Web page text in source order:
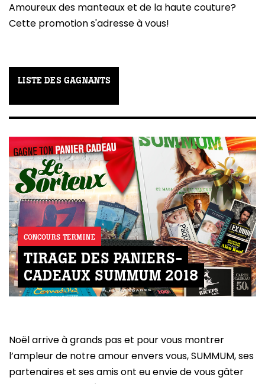
Amoureux des manteaux et de la haute couture?
Cette promotion s'adresse à vous!
LISTE DES GAGNANTS
CONCOURS TERMINÉ
TIRAGE DES PANIERS-
CADEAUX SUMMUM 2018
Noël arrive à grands pas et pour vous montrer
l’ampleur de notre amour envers vous, SUMMUM, ses
partenaires et ses amis ont eu envie de vous gâter